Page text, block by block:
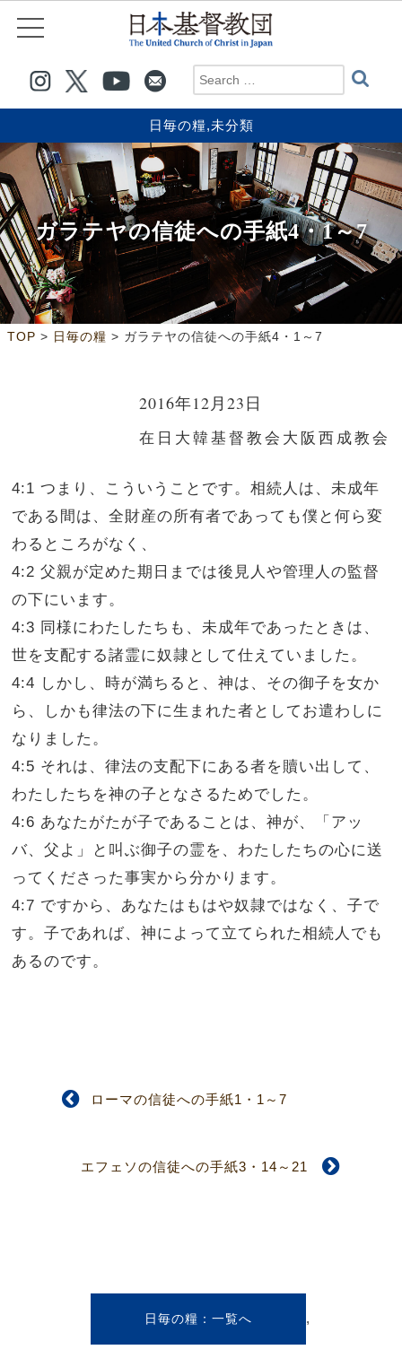
日毎の糧,未分類
ガラテヤの信徒への手紙4・1～7
TOP > 日毎の糧 > ガラテヤの信徒への手紙4・1～7
2016年12月23日
在日大韓基督教会大阪西成教会
4:1 つまり、こういうことです。相続人は、未成年
である間は、全財産の所有者であっても僕と何ら変
わるところがなく、
4:2 父親が定めた期日までは後見人や管理人の監督
の下にいます。
4:3 同様にわたしたちも、未成年であったときは、
世を支配する諸霊に奴隷として仕えていました。
4:4 しかし、時が満ちると、神は、その御子を女か
ら、しかも律法の下に生まれた者としてお遣わしに
なりました。
4:5 それは、律法の支配下にある者を贖い出して、
わたしたちを神の子となさるためでした。
4:6 あなたがたが子であることは、神が、「アッ
バ、父よ」と叫ぶ御子の霊を、わたしたちの心に送
ってくださった事実から分かります。
4:7 ですから、あなたはもはや奴隷ではなく、子で
す。子であれば、神によって立てられた相続人でも
あるのです。
ローマの信徒への手紙1・1～7
エフェソの信徒への手紙3・14～21
日毎の糧 ,